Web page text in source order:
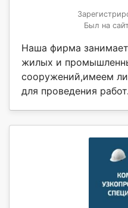
Был на
Наша фирма
жилых и
сооружений,имеем
для проведения